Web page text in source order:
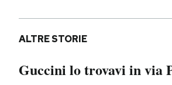
ALTRE STORIE
Guccini lo trovavi in via